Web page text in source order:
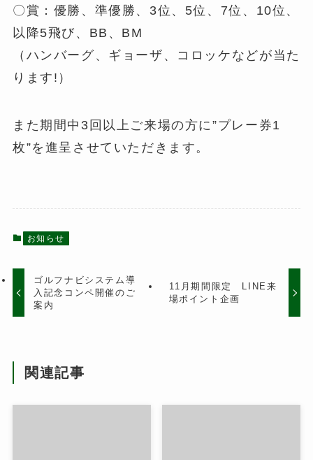
〇賞：優勝、準優勝、3位、5位、7位、10位、
以降5飛び、BB、BM
（ハンバーグ、ギョーザ、コロッケなどが当た
ります!）
また期間中3回以上ご来場の方に”プレー券1
枚”を進呈させていただきます。
お知らせ
ゴルフナビシステム導
入記念コンペ開催のご
案内
11月期間限定 LINE来
場ポイント企画
関連記事